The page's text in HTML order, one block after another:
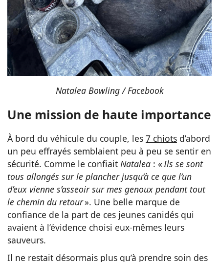
Natalea Bowling / Facebook
Une mission de haute importance
À bord du véhicule du couple, les 7 chiots d’abord
un peu effrayés semblaient peu à peu se sentir en
sécurité. Comme le confiait Natalea : «Ils se sont
tous allongés sur le plancher jusqu’à ce que l’un
d’eux vienne s’asseoir sur mes genoux pendant tout
le chemin du retour». Une belle marque de
confiance de la part de ces jeunes canidés qui
avaient à l’évidence choisi eux-mêmes leurs
sauveurs.
Il ne restait désormais plus qu’à prendre soin des